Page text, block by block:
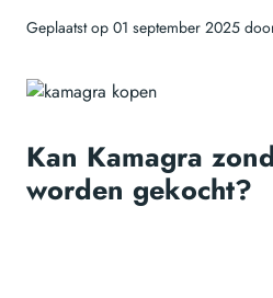
Geplaatst op 01 september 2025
Kan Kamagra
worden gekocht?